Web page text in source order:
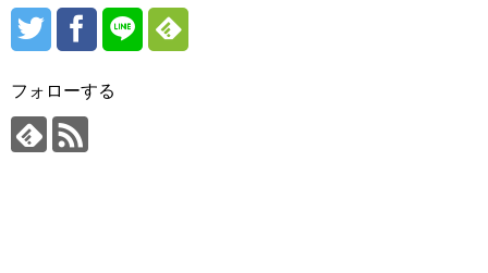
フォローする